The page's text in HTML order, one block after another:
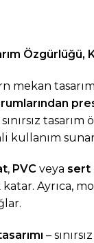
mekan
kullanım
, PVC veya sert
katar. Ayrıca,
–